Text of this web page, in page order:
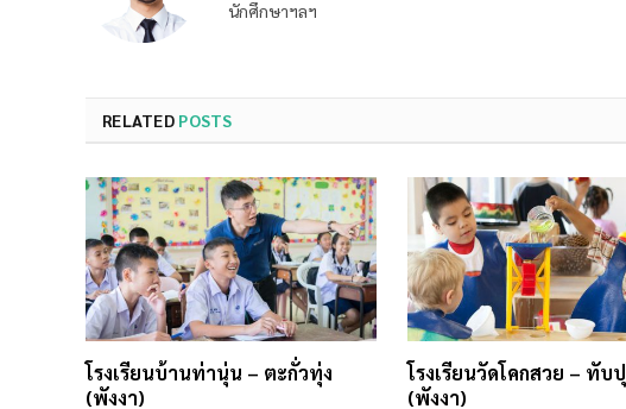
นักศึกษาฯลฯ
RELATED POSTS
โรงเรียนบ้านท่านุ่น – ตะกั่วทุ่ง
(พังงา)
โรงเรียนวัดโคกสวย – ทับ
(พังงา)